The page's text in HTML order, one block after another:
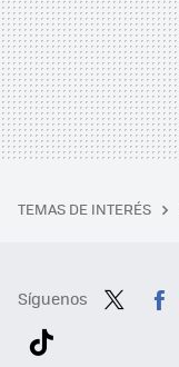
TEMAS DE INTERÉS
Síguenos